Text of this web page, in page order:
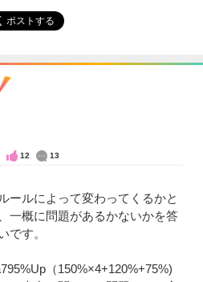
ポストする
12 13
ールによって変わってくるかと
一概に問題があるかないかを答
です。
（150%×4+120%+75%)